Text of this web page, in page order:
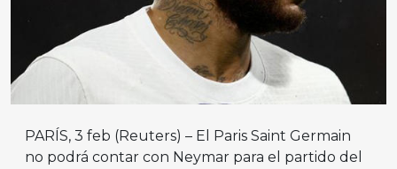
PARÍS, 3 feb (Reuters) – El Paris Saint Germain
no podrá contar con Neymar para el partido del